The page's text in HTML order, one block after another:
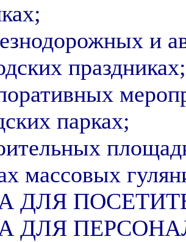
и
праздниках;
парках;
массовых
ДЛЯ
ДЛЯ